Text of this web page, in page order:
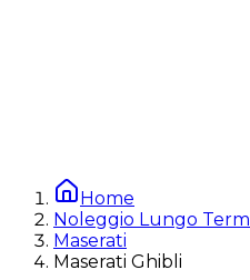
Home
Noleggio Lungo
Maserati
Maserati Ghibli